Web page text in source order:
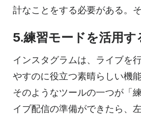
計なことをする必要がある。
5.練習モードを活用す
インスタグラムは、ライブを
やすのに役立つ素晴らしい機
そのようなツールの一つが「
イブ配信の準備ができたら、